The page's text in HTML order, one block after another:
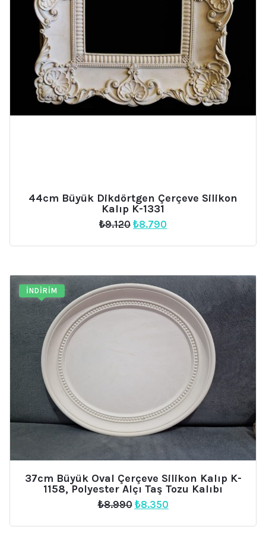
44cm Büyük Dikdörtgen Çerçeve Silikon
Kalıp K-1331
₺9.120 Orijinal
₺9.120.
₺8.790
fiyat:
İNDIRIM
37cm Büyük Oval Çerçeve Silikon Kalıp K-
1158, Polyester Alçı Taş Tozu Kalıbı
₺8.990 Orijinal
₺8.990.
₺8.350Şu
fiyat: